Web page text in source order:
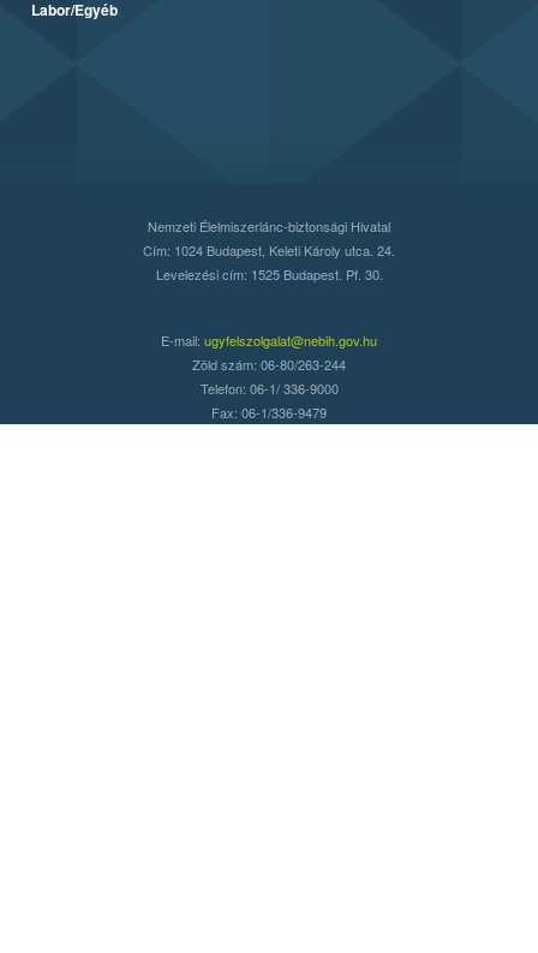
Labor/Egyéb
Nemzeti Élelmiszerlánc-biztonsági Hivatal
Cím: 1024 Budapest, Keleti Károly utca. 24.
Levelezési cím: 1525 Budapest. Pf. 30.
E-mail: ugyfelszolgalat@nebih.gov.hu
Zöld szám: 06-80/263-244
Telefon: 06-1/ 336-9000
Fax: 06-1/336-9479